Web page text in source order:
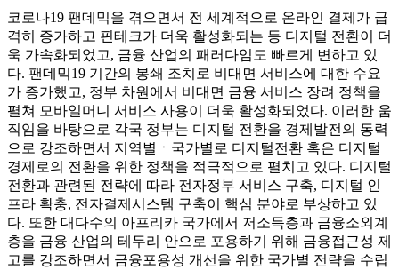
코로나19 팬데믹을 겪으면서 전 세계적으로 온라인 결제가 급
격히 증가하고 핀테크가 더욱 활성화되는 등 디지털 전환이 더
욱 가속화되었고, 금융 산업의 패러다임도 빠르게 변하고 있
다. 팬데믹19 기간의 봉쇄 조치로 비대면 서비스에 대한 수요
가 증가했고, 정부 차원에서 비대면 금융 서비스 장려 정책을
펼쳐 모바일머니 서비스 사용이 더욱 활성화되었다. 이러한 움
직임을 바탕으로 각국 정부는 디지털 전환을 경제발전의 동력
으로 강조하면서 지역별ㆍ국가별로 디지털전환 혹은 디지털
경제로의 전환을 위한 정책을 적극적으로 펼치고 있다. 디지털
전환과 관련된 전략에 따라 전자정부 서비스 구축, 디지털 인
프라 확충, 전자결제시스템 구축이 핵심 분야로 부상하고 있
다. 또한 대다수의 아프리카 국가에서 저소득층과 금융소외계
층을 금융 산업의 테두리 안으로 포용하기 위해 금융접근성 제
고를 강조하면서 금융포용성 개선을 위한 국가별 전략을 수립